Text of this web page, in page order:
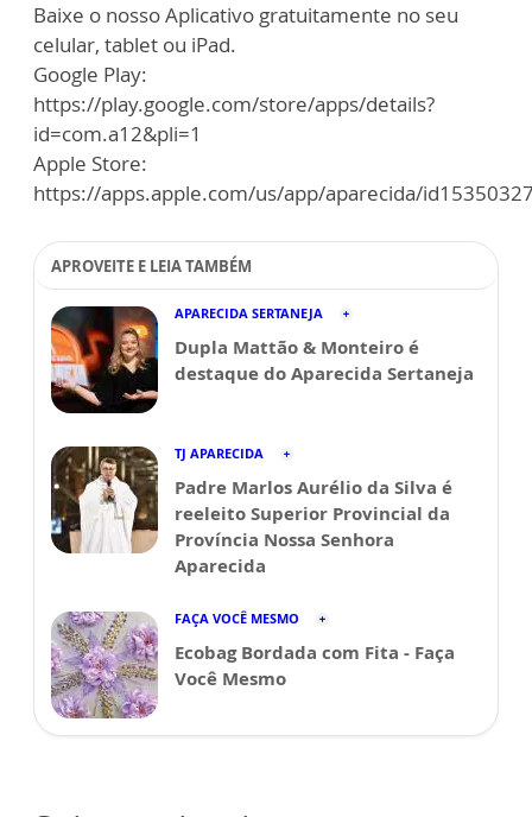
Baixe o nosso Aplicativo gratuitamente no seu
celular, tablet ou iPad.
Google Play:
https://play.google.com/store/apps/details?
id=com.a12&pli=1
Apple Store:
https://apps.apple.com/us/app/aparecida/
APROVEITE E LEIA TAMBÉM
APARECIDA SERTANEJA
Dupla Mattão & Monteiro é
destaque do Aparecida Sertaneja
TJ APARECIDA
Padre Marlos Aurélio da Silva é
reeleito Superior Provincial da
Província Nossa Senhora
Aparecida
FAÇA VOCÊ MESMO
Ecobag Bordada com Fita - Faça
Você Mesmo